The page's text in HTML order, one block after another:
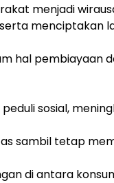
menjadi
menciptakan
hal pembiayaan
sosial,
sambil tetap
di antara